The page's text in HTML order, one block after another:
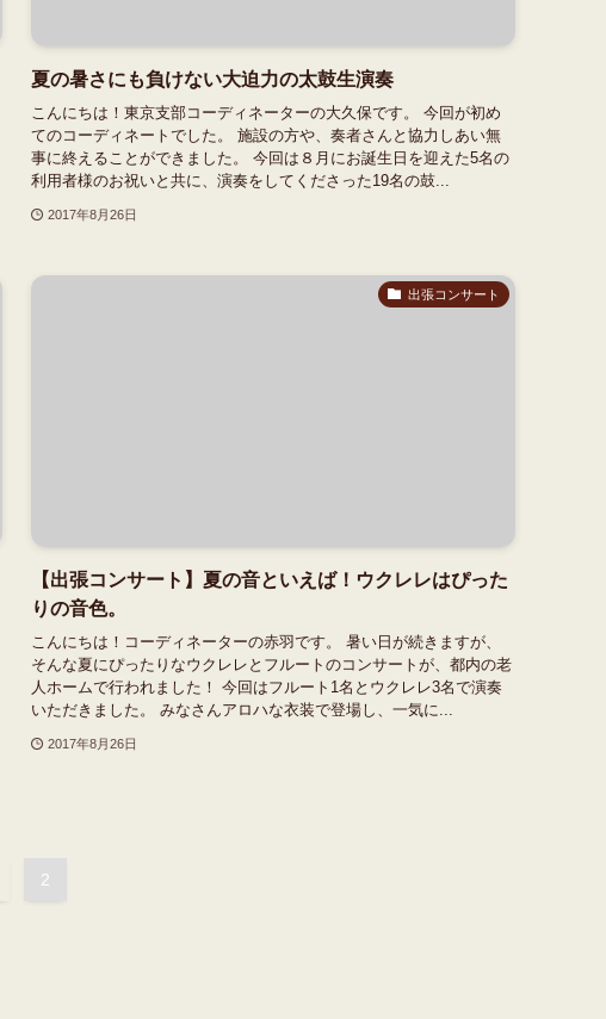
夏の暑さにも負けない大迫力の太鼓生演奏
こんにちは！東京支部コーディネーターの大久保です。 今回が初め
てのコーディネートでした。 施設の方や、奏者さんと協力しあい無
事に終えることができました。 今回は８月にお誕生日を迎えた5名の
利用者様のお祝いと共に、演奏をしてくださった19名の鼓...
2017年8月26日
出張コンサート
【出張コンサート】夏の音といえば！ウクレレはぴった
りの音色。
こんにちは！コーディネーターの赤羽です。 暑い日が続きますが、
そんな夏にぴったりなウクレレとフルートのコンサートが、都内の老
人ホームで行われました！ 今回はフルート1名とウクレレ3名で演奏
いただきました。 みなさんアロハな衣装で登場し、一気に...
2017年8月26日
2